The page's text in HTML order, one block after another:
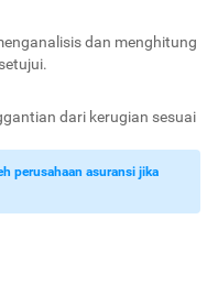
dan menghitung
dari kerugian sesuai
perusahaan asuransi jika